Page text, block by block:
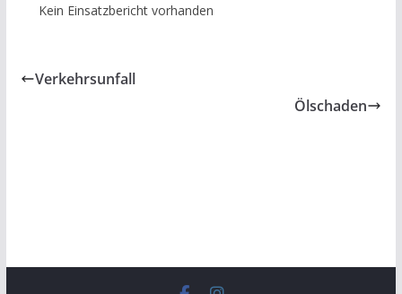
Kein Einsatzbericht vorhanden
Verkehrsunfall
Ölschaden